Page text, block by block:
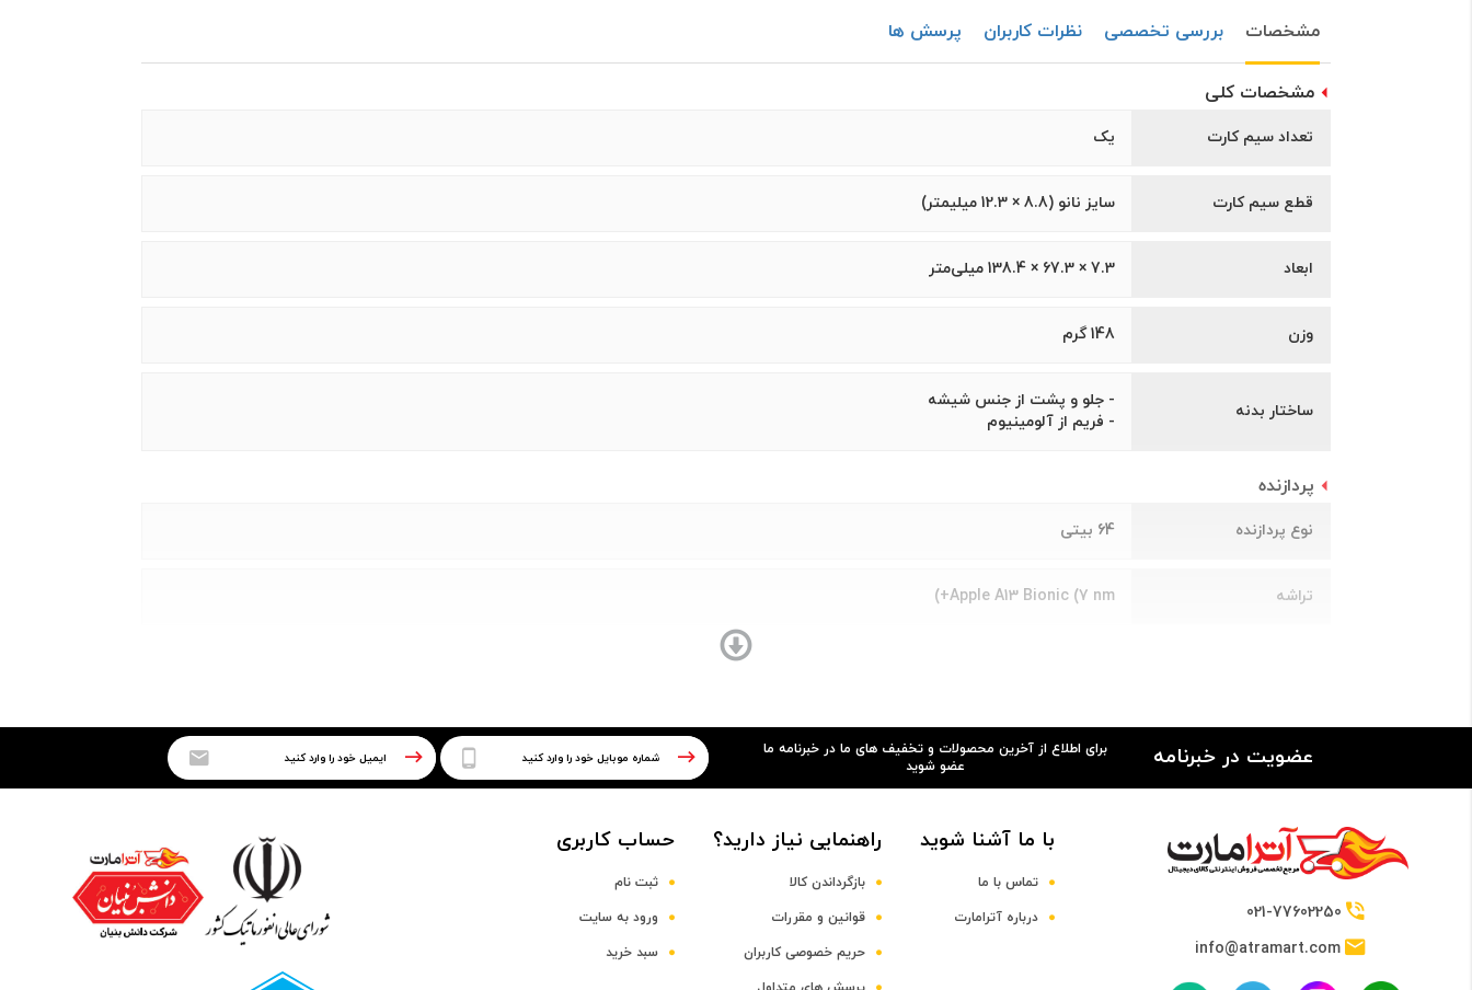
مشخصات بررسی تخصصی نظرات کاربران پرسش ها
مشخصات کلی
تعداد سیم کارت یک
قطع سیم کارت سايز نانو (8.8 × 12.3 ميلیمتر)
ابعاد 7.3 × 67.3 × 138.4 میلی‌متر
وزن 148 گرم
ساختار بدنه
- جلو و پشت از جنس شیشه
- فریم از آلومینیوم
پردازنده
نوع پردازنده 64 بیتی
تراشه Apple A13 Bionic (7 nm+)
فرکانس پردازنده مرکزی 1.8 و 2.65 گیگاهرتز
پردازنده گرافیکی Apple GPU (4-core graphics)
صفحه نمایش
سایز صفحه نمایش
عضویت در خبرنامه
برای اطلاع از آخرین محصولات و تخفیف های ما در خبرنامه ما
عضو شوید
021-77602250
info@atramart.com
با ما آشنا شوید
تماس با ما
درباره آترامارت
راهنمایی نیاز دارید؟
بازگرداندن کالا
قوانین و مقررات
حریم خصوصی کاربران
حساب کاربری
ثبت نام
ورود به سایت
سبد خرید